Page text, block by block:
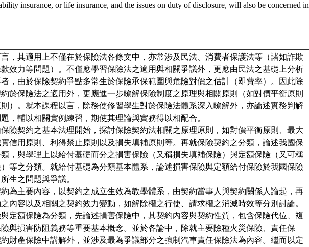
insurance, or life insurance, and the issues on duty of disclosure, will also be concerned in
，其適用上不僅在於保險法各條文中，亦常涉及民法、消費者保護法等（諸如詐欺
效力等問題）。不僅應學習保險法之適用與相關爭議外，更應由民法之基礎上分析
，由於保險契約爭點多常生於保險承保範圍與危險對價之估計（即費率）。因此除
於保險法之適用外，更應進一步瞭解保險制度之原理與相關原則（如對價平衡原則
）。就本課程以言，除務使修習學生對於保險法體系深入瞭解外，亦論述實務判解
，輔以相關實例練習，期使其理論與實務得以相配合。
險契約之基本法理開始，探討保險契約法相關之原理原則，如對價平衡原則、最大
信用原則、利得禁止原則以及損失填補原則等。再就保險契約之分類，論述我國保
，與學理上以給付基礎而分之損害保險（又稱損失填補保險）與定額保險（又可稱
等之分類。就給付基礎為分類基本體系，論述損害保險與定額給付保險於我國保險
生之問題與爭議。
為主要內容，以契約之成立生效為教學體系，由契約當事人與契約關係人論起，再
內容以及相關之契約效力變動，如解除權之行使、請求權之消滅時效等分別討論。
定額保險為分類，先論述損害保險中，其契約內容與契約性質，包含保險代位、複
與損害防阻義務等重要基本概念。並於各論中，除就主要險種火災保險、責任保
財產保險中講解外，並涉及最為爭議部分之強制汽車責任保險法為內容。繼而以定